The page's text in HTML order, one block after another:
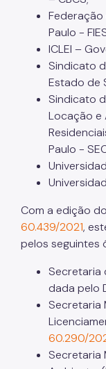
Paulo -
ICLEI –
Sindicato
Estado de
Sindicato
Locação e
Paulo -
Com a edição
60.439/2021,
pelos seguintes
Secretaria
dada pelo
Secretaria
60.290/
Secretaria